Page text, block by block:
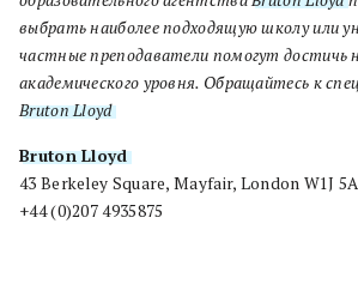
выбрать наиболее подходящую школу или
частные преподаватели помогут достичь
академического уровня. Обращайтесь к
Bruton Lloyd.
Bruton Lloyd
43 Berkeley Square, Mayfair, London W1J
+44 (0)207 4935875